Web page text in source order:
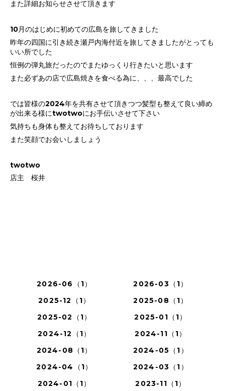
また詳細お知らせさせて頂きます
10月のはじめに初めての広島を旅してきました
昨年の四国に引き続き瀬戸内海付近を旅してきましたがとっても
いい所でした
恒例の弾丸旅だったのでまたゆっくり行きたいと思います
また必ずあの店で広島焼きを食べる為に、、、最高でした
では皆様の2024年を共有させて頂きつつ髪型も整えて良い締め
が出来る様にtwotwoにお手伝いさせて下さい
気持ちも身体も整えてお待ちしております
また笑顔でお会いしましょう
twotwo
店主 桜井
2026-06（1）
2026-03（1）
2025-12（1）
2025-08（1）
2025-02（1）
2025-01（1）
2024-12（1）
2024-11（1）
2024-08（1）
2024-05（1）
2024-04（1）
2024-03（1）
2024-01（1）
2023-11（1）